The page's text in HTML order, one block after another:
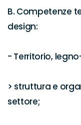
B. Competenze
design:
- Territorio,
> struttura e
settore;